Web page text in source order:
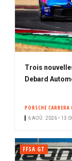
Trois
Debard
PORSCHE CARRERA
6 AOÛ. 2026 •
FFSA GT